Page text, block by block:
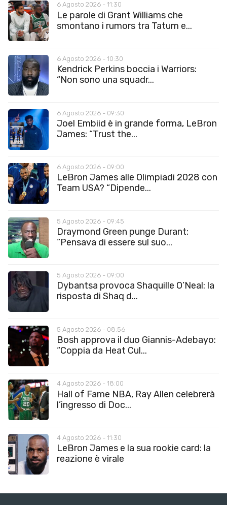
6 Agosto 2026 - 11:30
Le parole di Grant Williams che
smontano i rumors tra Tatum e...
6 Agosto 2026 - 10:30
Kendrick Perkins boccia i Warriors:
“Non sono una squadr...
6 Agosto 2026 - 09:30
Joel Embiid è in grande forma, LeBron
James: “Trust the...
6 Agosto 2026 - 09:00
LeBron James alle Olimpiadi 2028 con
Team USA? “Dipende...
5 Agosto 2026 - 09:45
Draymond Green punge Durant:
“Pensava di essere sul suo...
5 Agosto 2026 - 09:00
Dybantsa provoca Shaquille O’Neal: la
risposta di Shaq d...
5 Agosto 2026 - 08:56
Bosh approva il duo Giannis-Adebayo:
“Coppia da Heat Cul...
4 Agosto 2026 - 18:00
Hall of Fame NBA, Ray Allen celebrerà
l’ingresso di Doc...
4 Agosto 2026 - 11:30
LeBron James e la sua rookie card: la
reazione è virale